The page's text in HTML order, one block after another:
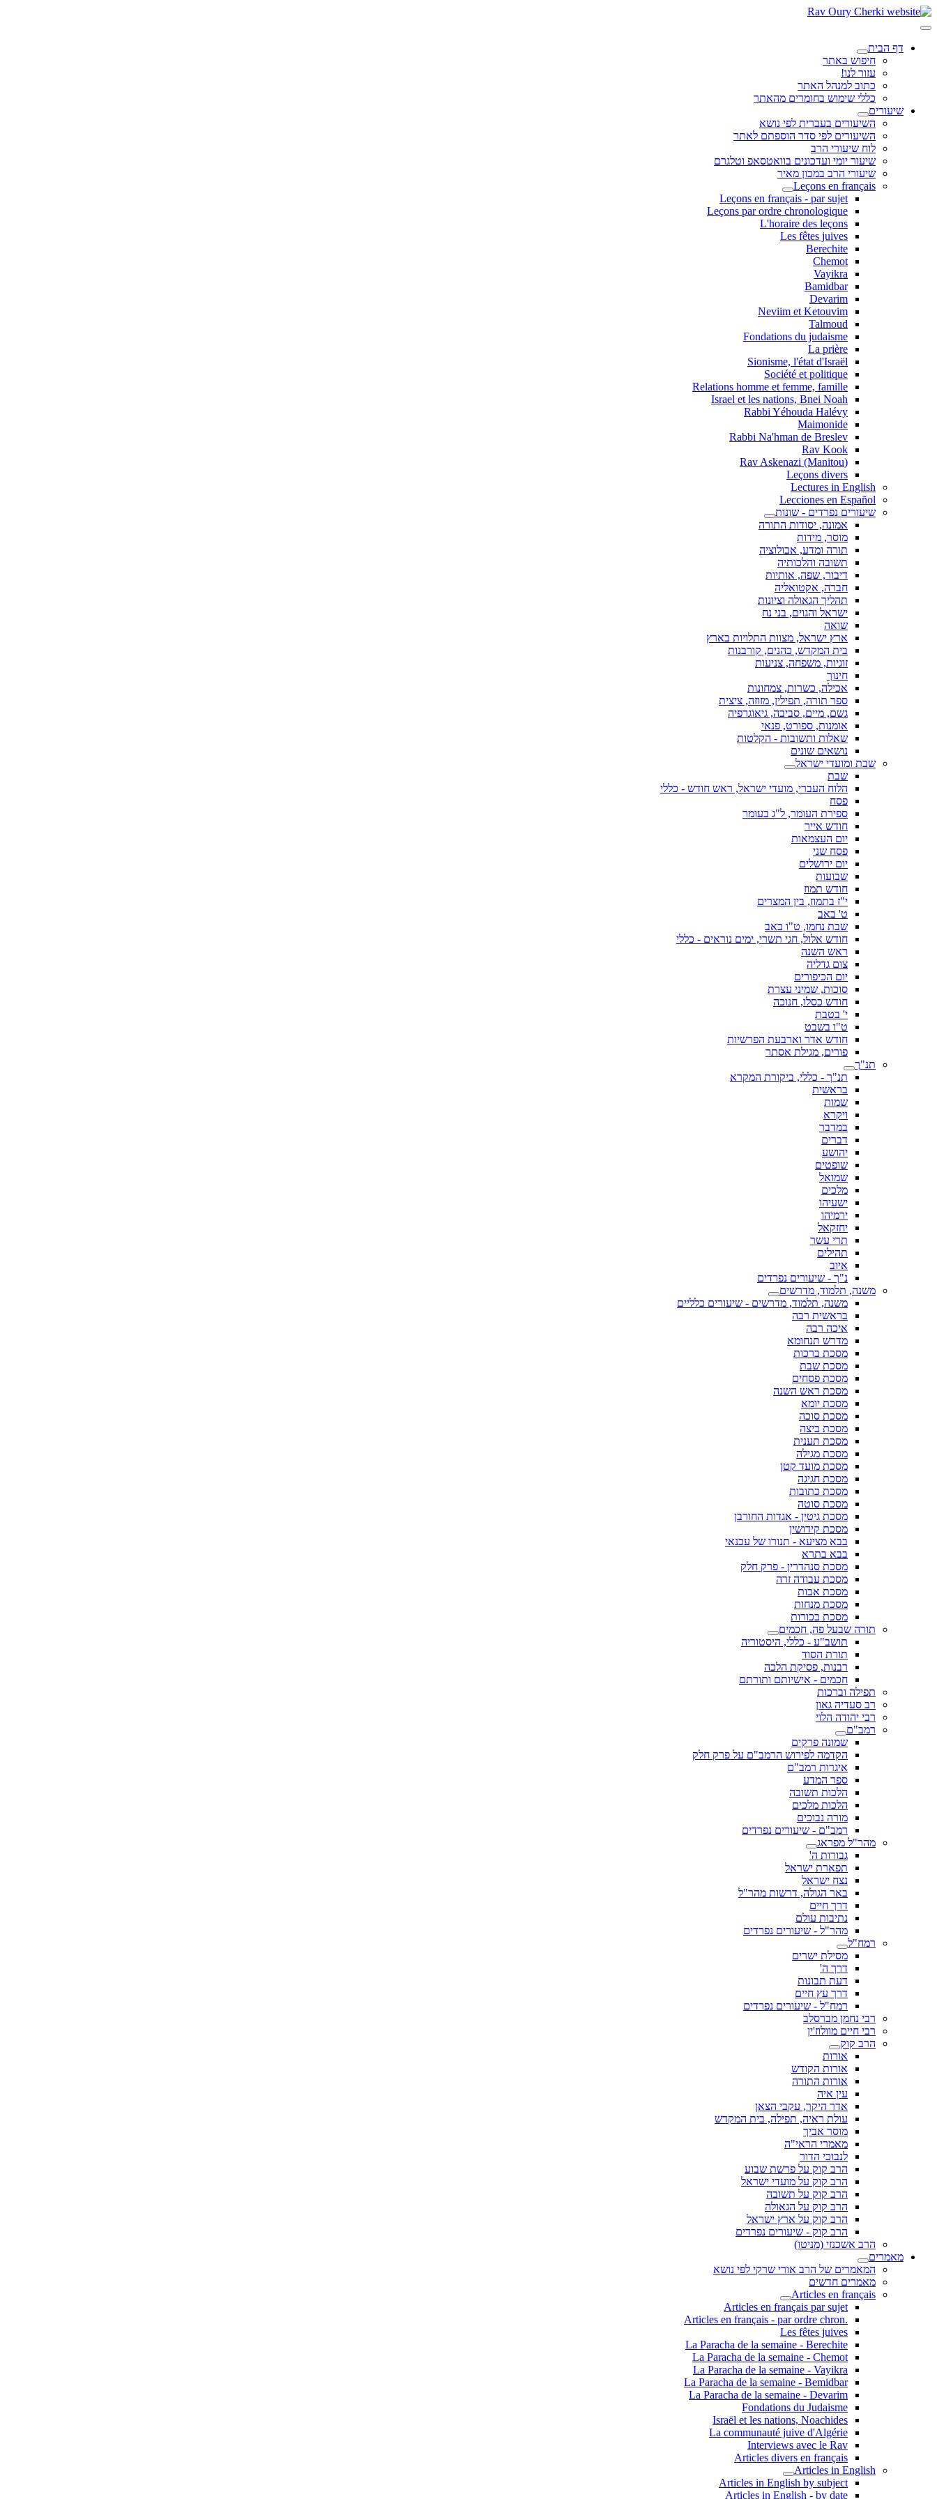
דף הבית
חיפוש באתר
עזור לנו!
כתוב למנהל האתר
כללי שימוש בחומרים מהאתר
שיעורים
השיעורים בעברית לפי נושא
השיעורים לפי סדר הוספתם לאתר
לוח שיעורי הרב
שיעור יומי ועדכונים בוואטסאפ וטלגרם
שיעורי הרב במכון מאיר
Leçons en français
Leçons en français - par sujet
Leçons par ordre chronologique
L'horaire des leçons
Les fêtes juives
Berechite
Chemot
Vayikra
Bamidbar
Devarim
Neviim et Ketouvim
Talmoud
Fondations du judaisme
La prière
Sionisme, l'état d'Israël
Société et politique
Relations homme et femme, famille
Israel et les nations, Bnei Noah
Rabbi Yéhouda Halévy
Maimonide
Rabbi Na'hman de Breslev
Rav Kook
(Rav Askenazi (Manitou
Leçons divers
Lectures in English
Lecciones en Español
שיעורים נפרדים - שונות
אמונה, יסודות התורה
מוסר, מידות
תורה ומדע, אבולוציה
תשובה והלכותיה
דיבור, שפה, אותיות
חברה, אקטואליה
תהליך הגאולה וציונות
ישראל והגוים, בני נח
שואה
ארץ ישראל, מצוות התלויות בארץ
בית המקדש, כהנים, קורבנות
זוגיות, משפחה, צניעות
חינוך
אכילה, כשרות, צמחונות
ספר תורה, תפילין, מזוזה, ציצית
גשם, מיים, סביבה, גיאוגרפיה
אומנות, ספורט, פנאי
שאלות ותשובות - הקלטות
נושאים שונים
שבת ומועדי ישראל
שבת
הלוח העברי, מועדי ישראל, ראש חודש - כללי
פסח
ספירת העומר, ל"ג בעומר
חודש אייר
יום העצמאות
פסח שני
יום ירושלים
שבועות
חודש תמוז
י"ז בתמוז, בין המצרים
ט' באב
שבת נחמו, ט"ו באב
חודש אלול, חגי תשרי, ימים נוראים - כללי
ראש השנה
צום גדליה
יום הכיפורים
סוכות, שמיני עצרת
חודש כסלו, חנוכה
י' בטבת
ט"ו בשבט
חודש אדר וארבעת הפרשיות
פורים, מגילת אסתר
תנ"ך
תנ"ך - כללי, ביקורת המקרא
בראשית
שמות
ויקרא
במדבר
דברים
יהושע
שופטים
שמואל
מלכים
ישעיהו
ירמיהו
יחזקאל
תרי עשר
תהילים
איוב
נ"ך - שיעורים נפרדים
משנה, תלמוד, מדרשים
משנה, תלמוד, מדרשים - שיעורים כלליים
בראשית רבה
איכה רבה
מדרש תנחומא
מסכת ברכות
מסכת שבת
מסכת פסחים
מסכת ראש השנה
מסכת יומא
מסכת סוכה
מסכת ביצה
מסכת תענית
מסכת מגילה
מסכת מועד קטן
מסכת חגיגה
מסכת כתובות
מסכת סוטה
מסכת גיטין - אגדות החורבן
מסכת קידושין
בבא מציעא - תנורו של עכנאי
בבא בתרא
מסכת סנהדרין - פרק חלק
מסכת עבודה זרה
מסכת אבות
מסכת מנחות
מסכת בכורות
תורה שבעל פה, חכמים
תושב"ע - כללי, היסטוריה
תורת הסוד
רבנות, פסיקת הלכה
חכמים - אישיותם ותורתם
תפילה וברכות
רב סעדיה גאון
רבי יהודה הלוי
רמב"ם
שמונה פרקים
הקדמה לפירוש הרמב"ם על פרק חלק
איגרות רמב"ם
ספר המדע
הלכות תשובה
הלכות מלכים
מורה נבוכים
רמב"ם - שיעורים נפרדים
מהר"ל מפראג
גבורות ה'
תפארת ישראל
נצח ישראל
באר הגולה, דרשות מהר"ל
דרך חיים
נתיבות עולם
מהר"ל - שיעורים נפרדים
רמח"ל
מסילת ישרים
דרך ה'
דעת תבונות
דרך עץ חיים
רמח"ל - שיעורים נפרדים
רבי נחמן מברסלב
רבי חיים מוולוז'ין
הרב קוק
אורות
אורות הקודש
אורות התורה
עין איה
אדר היקר, עקבי הצאן
עולת ראיה, תפילה, בית המקדש
מוסר אביך
מאמרי הראי"ה
לנבוכי הדור
הרב קוק על פרשת שבוע
הרב קוק על מועדי ישראל
הרב קוק על תשובה
הרב קוק על הגאולה
הרב קוק על ארץ ישראל
הרב קוק - שיעורים נפרדים
הרב אשכנזי (מניטו)
מאמרים
המאמרים של הרב אורי שרקי לפי נושא
מאמרים חדשים
Articles en français
Articles en français par sujet
.Articles en français - par ordre chron
Les fêtes juives
La Paracha de la semaine - Berechite
La Paracha de la semaine - Chemot
La Paracha de la semaine - Vayikra
La Paracha de la semaine - Bemidbar
La Paracha de la semaine - Devarim
Fondations du Judaisme
Israël et les nations, Noachides
La communauté juive d'Algérie
Interviews avec le Rav
Articles divers en français
Articles in English
Articles in English by subject
Articles in English - by date